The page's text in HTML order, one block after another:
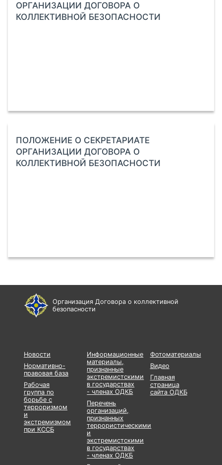
ОРГАНИЗАЦИИ ДОГОВОРА О
КОЛЛЕКТИВНОЙ БЕЗОПАСНОСТИ
ПОЛОЖЕНИЕ О СЕКРЕТАРИАТЕ
ОРГАНИЗАЦИИ ДОГОВОРА О
КОЛЛЕКТИВНОЙ БЕЗОПАСНОСТИ
Организация Договора о коллективной
безопасности
Новости
Нормативно-
правовая база
Рабочая
группа по
борьбе с
терроризмом
и
экстремизмом
при КССБ
Информационные
материалы,
признанные
экстремистскими
в государствах
- членах ОДКБ
Перечень
организаций,
признанных
террористическими
и
экстремистскими
в государствах
- членах ОДКБ
Фотоматериалы
Видео
Главная
страница
сайта ОДКБ